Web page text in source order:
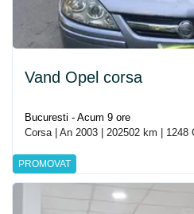
PROMOVAT
Vand Opel corsa
Bucuresti - Acum 9 ore
Corsa | An 2003 | 202502 km | 1248